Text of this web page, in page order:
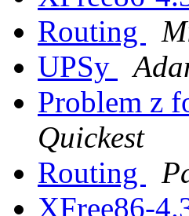
Routing
UPSy
Problem z
Quickest
Routing
XFree86-